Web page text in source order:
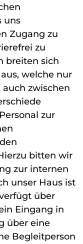
uns
Zugang zu
zu
breiten sich
welche nur
zwischen
zur
bitten wir
zur internen
unser Haus ist
über
Eingang in
über eine
Begleitperson